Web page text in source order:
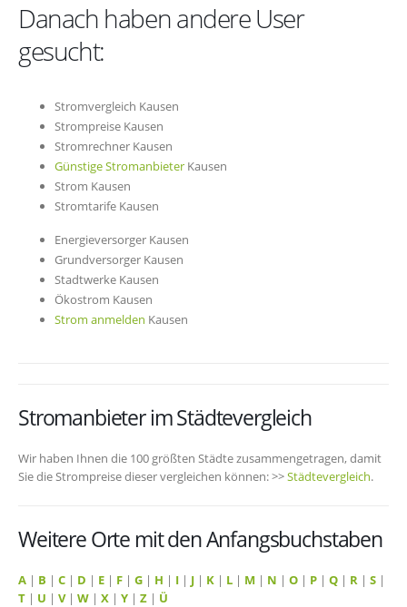
Danach haben andere User
gesucht:
Stromvergleich Kausen
Strompreise Kausen
Stromrechner Kausen
Günstige Stromanbieter Kausen
Strom Kausen
Stromtarife Kausen
Energieversorger Kausen
Grundversorger Kausen
Stadtwerke Kausen
Ökostrom Kausen
Strom anmelden Kausen
Stromanbieter im Städtevergleich
Wir haben Ihnen die 100 größten Städte zusammengetragen, damit
Sie die Strompreise dieser vergleichen können: >>Städtevergleich.
Weitere Orte mit den Anfangsbuchstaben
A | B | C | D | E | F | G | H | I | J | K | L | M | N | O | P | Q | R | S |
T | U | V| W | X | Y | Z | Ü